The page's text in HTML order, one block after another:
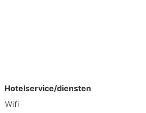
van het hotel in Plopsaland.
met de kinderen. Op en rondom
wandeling maken of
Hotelservice/diensten
Wifi